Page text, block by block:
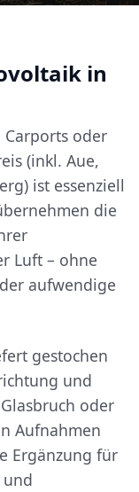
in
oder
(inkl. Aue,
ist essenziell
die
Luft – ohne
aufwendige
gestochen
und
oder
Aufnahmen
Ergänzung für